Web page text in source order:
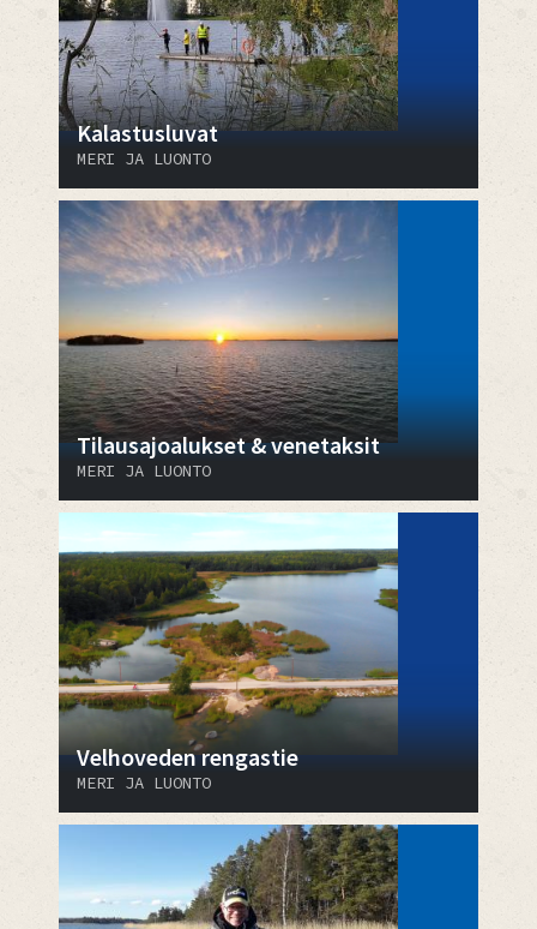
Kalastusluvat
MERI JA LUONTO
Tilausajoalukset & venetaksit
MERI JA LUONTO
Velhoveden rengastie
MERI JA LUONTO